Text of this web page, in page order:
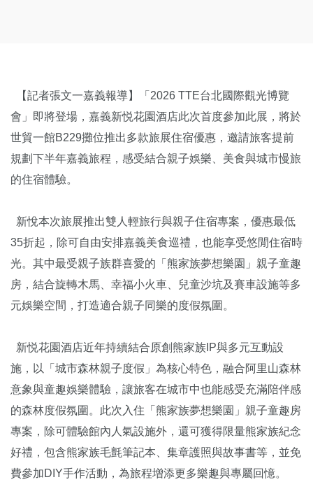
【記者張文一嘉義報導】「2026 TTE台北國際觀光博覽
會」即將登場，嘉義新悦花園酒店此次首度參加此展，將於
世貿一館B229攤位推出多款旅展住宿優惠，邀請旅客提前
規劃下半年嘉義旅程，感受結合親子娛樂、美食與城市慢旅
的住宿體驗。
新悅本次旅展推出雙人輕旅行與親子住宿專案，優惠最低
35折起，除可自由安排嘉義美食巡禮，也能享受悠閒住宿時
光。其中最受親子族群喜愛的「熊家族夢想樂園」親子童趣
房，結合旋轉木馬、幸福小火車、兒童沙坑及賽車設施等多
元娛樂空間，打造適合親子同樂的度假氛圍。
新悦花園酒店近年持續結合原創熊家族IP與多元互動設
施，以「城市森林親子度假」為核心特色，融合阿里山森林
意象與童趣娛樂體驗，讓旅客在城市中也能感受充滿陪伴感
的森林度假氛圍。此次入住「熊家族夢想樂園」親子童趣房
專案，除可體驗館內人氣設施外，還可獲得限量熊家族紀念
好禮，包含熊家族毛氈筆記本、集章護照與故事書等，並免
費參加DIY手作活動，為旅程增添更多樂趣與專屬回憶。